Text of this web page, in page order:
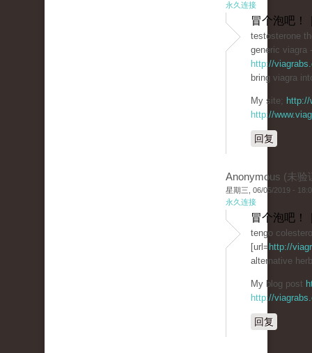
永久连接
冒个泡吧！
testosterone
generic viagra -
http://
bring viagra
My site; http://
http://
回复
Anonymous (未验
星期三, 06/05/2019 -
永久连接
冒个泡吧！
tengo
[url= http://
alternative
My blog post
http://
回复